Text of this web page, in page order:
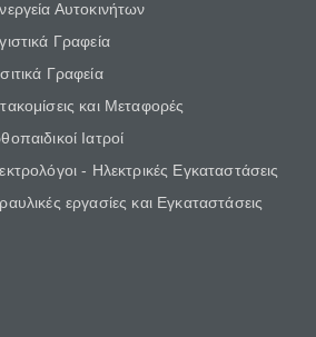
Αυτοκινήτων
Γραφεία
Γραφεία
και Μεταφορές
Ιατροί
- Ηλεκτρικές Εγκαταστάσεις
εργασίες και Εγκαταστάσεις